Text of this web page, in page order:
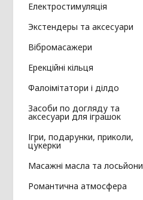
Електростимуляція
Экстендеры та аксесуари
Вібромасажери
Ерекційні кільця
Фалоімітатори і ділдо
Засоби по догляду та
аксесуари для іграшок
Ігри, подарунки, приколи,
цукерки
Масажні масла та лосьйони
Романтична атмосфера